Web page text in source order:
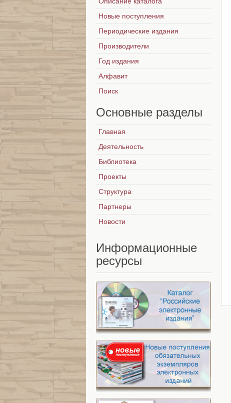
Новые поступления
Периодические издания
Производители
Год издания
Алфавит
Поиск
Основные разделы
Главная
Деятельность
Библиотека
Проекты
Структура
Партнеры
Новости
Информационные
ресурсы